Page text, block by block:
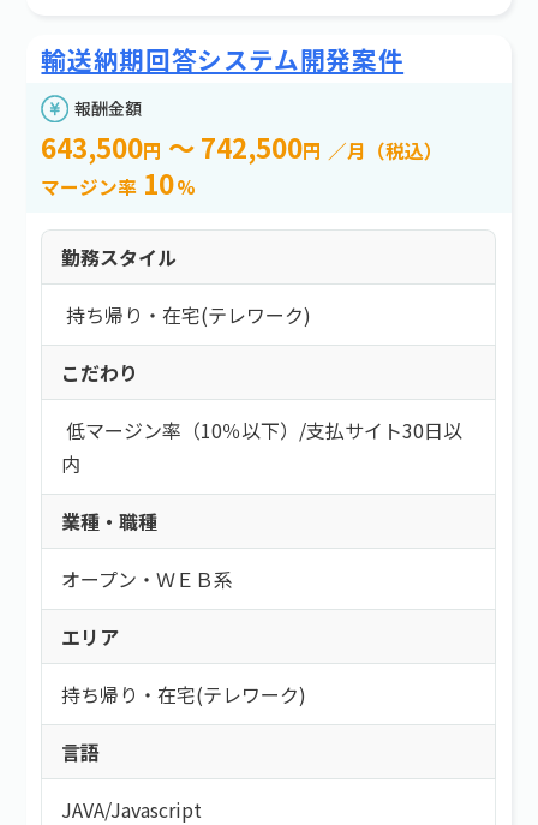
輸送納期回答システム開発案件
報酬金額
643,500円 ～ 742,500円 ／月（税込）
マージン率 10%
勤務スタイル
持ち帰り・在宅(テレワーク)
こだわり
低マージン率（10％以下） /支払サイト30日以
内
業種・職種
オープン・ＷＥＢ系
エリア
持ち帰り・在宅(テレワーク)
言語
JAVA/Javascript